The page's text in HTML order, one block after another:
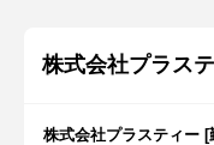
株式会社プラス
株式会社プラスティー